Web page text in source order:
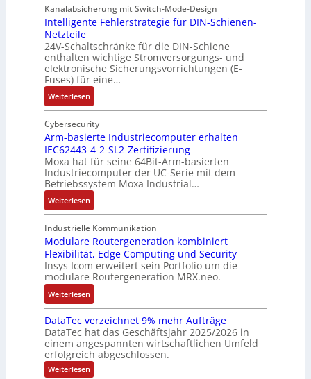
i
s
c
h
e
G
e
h
ä
u
s
e
d
e
h
n
u
n
g
e
n
i
e
r
e
n
A
u
f
w
a
n
d
,
K
o
t
e
n
u
n
d
S
t
ö
r
u
v
r
ä
n
i
t
ä
t
b
e
g
i
n
n
t
a
n
d
e
r
M
a
s
c
h
i
n
e
k
r
d
b
e
t
e
i
l
i
g
u
n
g
b
e
m
2
0
2
6
E
u
r
o
p
Kanalabsicherung mit Switch-Mode-Design
Intelligente Fehlerstrategie für DIN-Schienen-
Netzteile
24V-Schaltschränke für die DIN-Schiene
enthalten wichtige Stromversorgungs- und
elektronische Sicherungsvorrichtungen (E-
Fuses) für eine…
Weiterlesen:
I
n
t
e
l
l
i
g
e
n
e
F
e
h
l
e
r
s
t
r
Cybersecurity
Arm-basierte Industriecomputer erhalten
IEC62443-4-2-SL2-Zertifizierung
Moxa hat für seine 64Bit-Arm-basierten
Industriecomputer der UC-Serie mit dem
Betriebssystem Moxa Industrial…
Weiterlesen:
A
r
m
-
b
a
s
i
e
r
t
e
I
Industrielle Kommunikation
Modulare Routergeneration kombiniert
Flexibilität, Edge Computing und Security
Insys Icom erweitert sein Portfolio um die
modulare Routergeneration MRX.neo.
Weiterlesen:
M
o
d
u
l
a
DataTec verzeichnet 9% mehr Aufträge
DataTec hat das Geschäftsjahr 2025/2026 in
einem angespannten wirtschaftlichen Umfeld
erfolgreich abgeschlossen.
Weiterlesen: